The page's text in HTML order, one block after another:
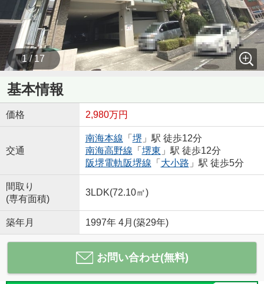
1 / 17
基本情報
価格 2,980万円
交通
南海本線 「 堺 」駅 徒歩12分
南海高野線 「 堺東 」駅 徒歩12分
阪堺電軌阪堺線 「 大小路 」駅 徒歩5分
間取り
(専有面積)
3LDK(72.10㎡)
築年月 1997年 4月(築29年)
お問い合わせ(無料)